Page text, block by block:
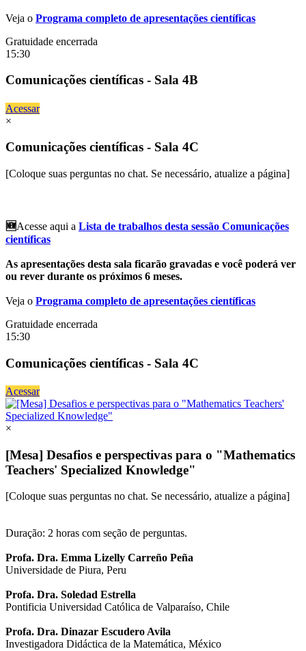
Veja o Programa completo de apresentações científicas
Gratuidade encerrada
15:30
Comunicações científicas - Sala 4B
Acessar
×
Comunicações científicas - Sala 4C
[Coloque suas perguntas no chat. Se necessário, atualize a página]
🆕Acesse aqui a Lista de trabalhos desta sessão Comunicações
científicas
As apresentações desta sala ficarão gravadas e você poderá ver
ou rever durante os próximos 6 meses.
Veja o Programa completo de apresentações científicas
Gratuidade encerrada
15:30
Comunicações científicas - Sala 4C
Acessar
×
[Mesa] Desafios e perspectivas para o "Mathematics
Teachers' Specialized Knowledge"
[Coloque suas perguntas no chat. Se necessário, atualize a página]
Duração: 2 horas com seção de perguntas.
Profa. Dra. Emma Lizelly Carreño Peña
Universidade de Piura, Peru
Profa. Dra. Soledad Estrella
Pontificia Universidad Católica de Valparaíso, Chile
Profa. Dra. Dinazar Escudero Avila
Investigadora Didáctica de la Matemática, México